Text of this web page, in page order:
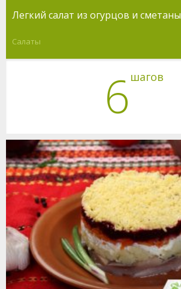
Легкий салат из огурцов и сметаны
Салаты
6 шагов